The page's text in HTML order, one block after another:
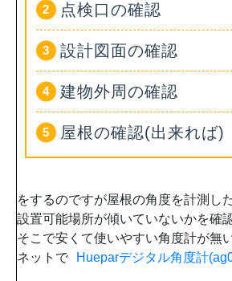
点検口の確認
設計図面の確認
建物外周の確認
屋根の確認(出来れば)
をするのですが屋根の角度を計測し
設置可能場所が傾いていないかを確
そこで安くて使いやすい角度計が無
ネットで
Hueparデジタル角度計